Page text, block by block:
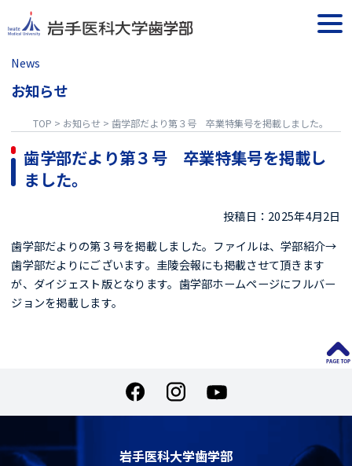
content
News
お知らせ
TOP > お知らせ> 歯学部だより第３号 卒業特集号を掲載しました。
歯学部だより第３号 卒業特集号を掲載し
ました。
投稿日：2025年4月2日
歯学部だよりの第３号を掲載しました。ファイルは、学部紹介→
歯学部だよりにございます。圭陵会報にも掲載させて頂きます
が、ダイジェスト版となります。歯学部ホームページにフルバー
ジョンを掲載します。
岩手医科大学歯学部